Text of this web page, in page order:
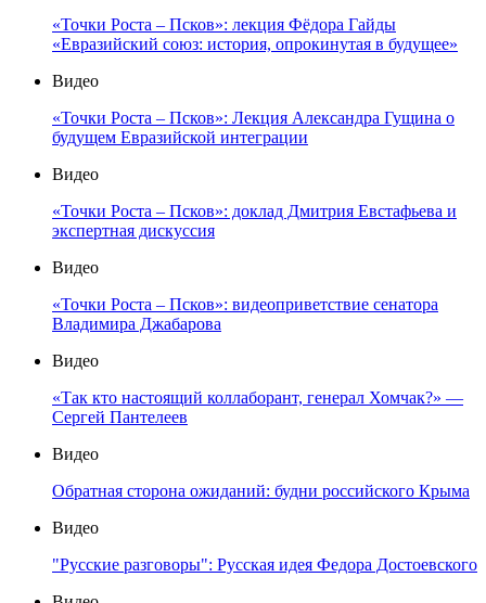
«Точки Роста – Псков»: лекция Фёдора Гайды
«Евразийский союз: история, опрокинутая в будущее»
Видео
«Точки Роста – Псков»: Лекция Александра Гущина о
будущем Евразийской интеграции
Видео
«Точки Роста – Псков»: доклад Дмитрия Евстафьева и
экспертная дискуссия
Видео
«Точки Роста – Псков»: видеоприветствие сенатора
Владимира Джабарова
Видео
«Так кто настоящий коллаборант, генерал Хомчак?» —
Сергей Пантелеев
Видео
Обратная сторона ожиданий: будни российского Крыма
Видео
"Русские разговоры": Русская идея Федора Достоевского